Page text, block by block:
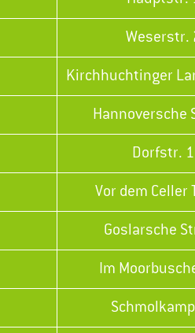
Weserstr.
Kirchhuchtinger
Hannoversche
Dorfstr. 1
Vor dem Celler
Goslarsche
Im